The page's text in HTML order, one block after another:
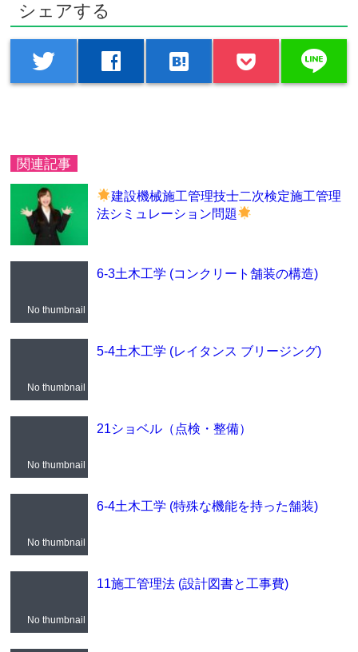
シェアする
twitter facebook hatenabookmark line
関連記事
建設機械施工管理技士二次検定施工管理
法シミュレーション問題
No thumbnail
6-3土木工学 (コンクリート舗装の構造)
No thumbnail
5-4土木工学 (レイタンス ブリージング)
No thumbnail
21ショベル（点検・整備）
No thumbnail
6-4土木工学 (特殊な機能を持った舗装)
No thumbnail
11施工管理法 (設計図書と工事費)